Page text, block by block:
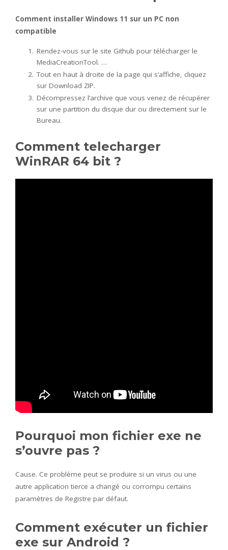
Comment installer Windows 11 sur un PC non
compatible
Rendez-vous sur le site Github pour télécharger le
MediaCreationTool. …
Tout en haut à droite de la page qui s’affiche, cliquez
sur Download ZIP.
Décompressez l’archive que vous venez de récupérer
sur une partition du disque dur ou directement sur le
Bureau.
Comment telecharger
WinRAR 64 bit ?
Pourquoi mon fichier exe ne
s’ouvre pas ?
Cause. Ce problème peut se produire si un virus ou une
autre application tierce a changé ou corrompu certains
paramètres de Registre par défaut.
Comment exécuter un fichier
exe sur Android ?